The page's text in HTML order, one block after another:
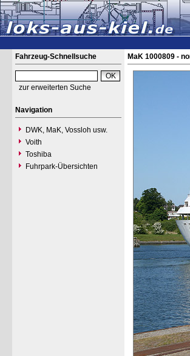
Fahrzeug-Schnellsuche
zur erweiterten Suche
Navigation
DWK, MaK, Vossloh usw.
Voith
Toshiba
Fuhrpark-Übersichten
MaK 1000809 -